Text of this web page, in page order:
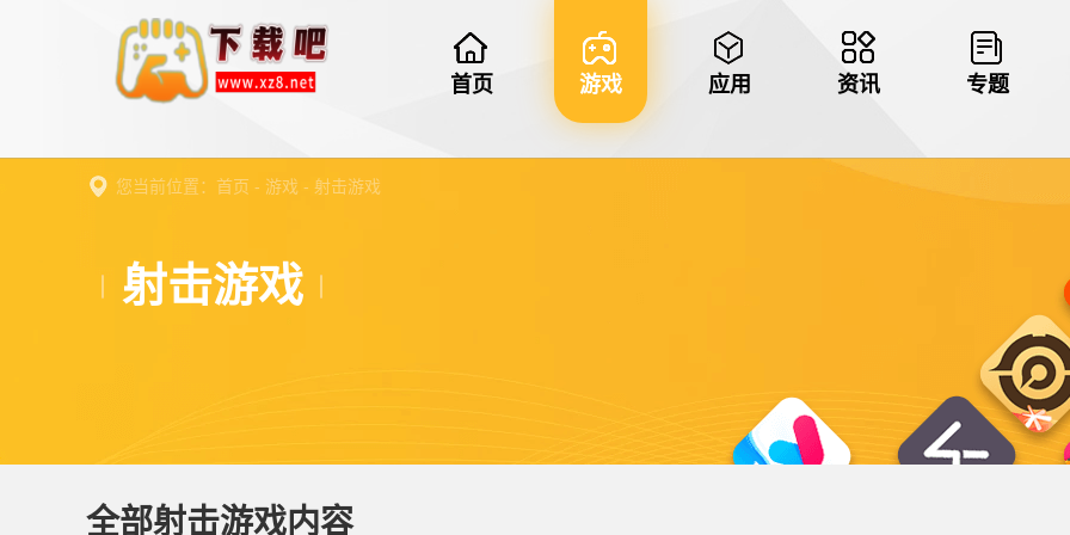
首页 游戏 应用 资讯 专题
您当前位置： 首页 - 游戏 - 射击游戏
射击游戏
全部射击游戏内容